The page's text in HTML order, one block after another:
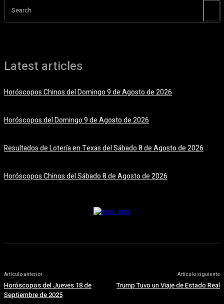
Search
Latest articles
Horóscopos Chinos del Domingo 9 de Agosto de 2026
Horóscopos del Domingo 9 de Agosto de 2026
Resultados de Lotería en Texas del Sábado 8 de Agosto de 2026
Horóscopos Chinos del Sábado 8 de Agosto de 2026
Artículo anterior
Horóscopos del Jueves 18 de
Septiembre de 2025
Artículo siguiente
Trump Tuvo un Viaje de Estado Real